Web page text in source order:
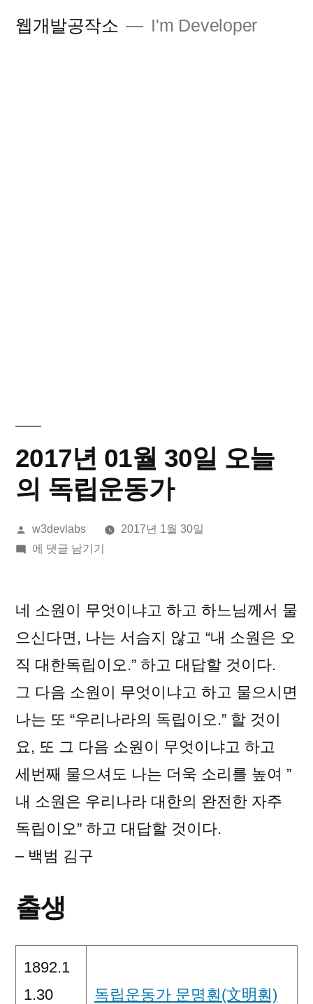
웹개발공작소 I'm Developer
2017년 01월 30일 오늘
의 독립운동가
올
린
w3devlabs
2017년 1월 30일
2017
월
일
오
늘
독
립
동
가
에 댓글 남기기
네 소원이 무엇이냐고 하고 하느님께서 물
으신다면, 나는 서슴지 않고 “내 소원은 오
직 대한독립이오.” 하고 대답할 것이다.
그 다음 소원이 무엇이냐고 하고 물으시면
나는 또 “우리나라의 독립이오.” 할 것이
요, 또 그 다음 소원이 무엇이냐고 하고
세번째 물으셔도 나는 더욱 소리를 높여 ”
내 소원은 우리나라 대한의 완전한 자주
독립이오” 하고 대답할 것이다.
– 백범 김구
출생
1892.1
1.30
독립운동가 문명훤(文明훤)